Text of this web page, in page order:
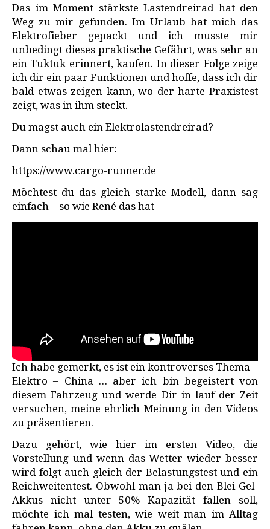
Das im Moment stärkste Lastendreirad hat den
Weg zu mir gefunden. Im Urlaub hat mich das
Elektrofieber gepackt und ich musste mir
unbedingt dieses praktische Gefährt, was sehr an
ein Tuktuk erinnert, kaufen. In dieser Folge zeige
ich dir ein paar Funktionen und hoffe, dass ich dir
bald etwas zeigen kann, wo der harte Praxistest
zeigt, was in ihm steckt.
Du magst auch ein Elektrolastendreirad?
Dann schau mal hier:
https://www.cargo-runner.de
Möchtest du das gleich starke Modell, dann sag
einfach – so wie René das hat-
Ich habe gemerkt, es ist ein kontroverses Thema –
Elektro – China … aber ich bin begeistert von
diesem Fahrzeug und werde Dir in lauf der Zeit
versuchen, meine ehrlich Meinung in den Videos
zu präsentieren.
Dazu gehört, wie hier im ersten Video, die
Vorstellung und wenn das Wetter wieder besser
wird folgt auch gleich der Belastungstest und ein
Reichweitentest. Obwohl man ja bei den Blei-Gel-
Akkus nicht unter 50% Kapazität fallen soll,
möchte ich mal testen, wie weit man im Alltag